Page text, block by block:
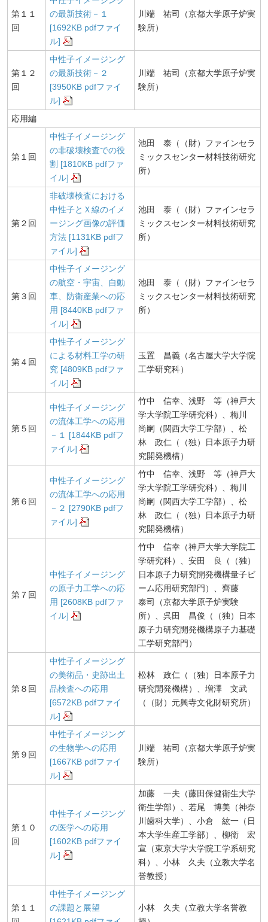
第１１
回
の最新技術－１
[1692KB pdfファイ
ル]
川端 祐司（京都大学原子炉実
験所）
第１２
回
中性子イメージング
の最新技術－２
[3950KB pdfファイ
ル]
川端 祐司（京都大学原子炉実
験所）
応用編
第１回
中性子イメージング
の非破壊検査での役
割 [1810KB pdfファ
イル]
池田 泰（（財）ファインセラ
ミックスセンター材料技術研究
所）
第２回
非破壊検査における
中性子とＸ線のイメ
ージング画像の評価
方法 [1131KB pdfフ
ァイル]
池田 泰（（財）ファインセラ
ミックスセンター材料技術研究
所）
第３回
中性子イメージング
の航空・宇宙、自動
車、防衛産業への応
用 [8440KB pdfファ
イル]
池田 泰（（財）ファインセラ
ミックスセンター材料技術研究
所）
第４回
中性子イメージング
による材料工学の研
究 [4809KB pdfファ
イル]
玉置 昌義（名古屋大学大学院
工学研究科）
第５回
中性子イメージング
の流体工学への応用
－１ [1844KB pdfフ
ァイル]
竹中 信幸、浅野 等（神戸大
学大学院工学研究科）、梅川
尚嗣（関西大学工学部）、松
林 政仁（（独）日本原子力研
究開発機構）
第６回
中性子イメージング
の流体工学への応用
－２ [2790KB pdfフ
ァイル]
竹中 信幸、浅野 等（神戸大
学大学院工学研究科）、梅川
尚嗣（関西大学工学部）、松
林 政仁（（独）日本原子力研
究開発機構）
第７回
中性子イメージング
の原子力工学への応
用 [2608KB pdfファ
イル]
竹中 信幸（神戸大学大学院工
学研究科）、安田 良（（独）
日本原子力研究開発機構量子ビ
ーム応用研究部門）、齊藤
泰司（京都大学原子炉実験
所）、呉田 昌俊（（独）日本
原子力研究開発機構原子力基礎
工学研究部門）
第８回
中性子イメージング
の美術品・史跡出土
品検査への応用
[6572KB pdfファイ
ル]
松林 政仁（（独）日本原子力
研究開発機構）、増澤 文武
（（財）元興寺文化財研究所）
第９回
中性子イメージング
の生物学への応用
[1667KB pdfファイ
ル]
川端 祐司（京都大学原子炉実
験所）
第１０
回
中性子イメージング
の医学への応用
[1602KB pdfファイ
ル]
加藤 一夫（藤田保健衛生大学
衛生学部）、若尾 博美（神奈
川歯科大学）、小倉 紘一（日
本大学生産工学部）、柳衛 宏
宣（東京大学大学院工学系研究
科）、小林 久夫（立教大学名
誉教授）
第１１
中性子イメージング
の課題と展望
小林 久夫（立教大学名誉教